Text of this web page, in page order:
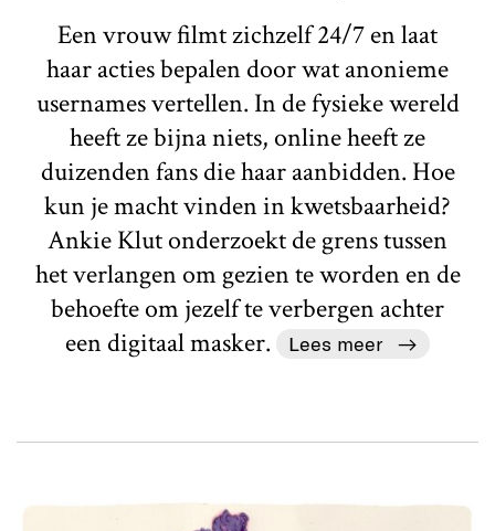
Een vrouw filmt zichzelf 24/7 en laat
haar acties bepalen door wat anonieme
usernames vertellen. In de fysieke wereld
heeft ze bijna niets, online heeft ze
duizenden fans die haar aanbidden. Hoe
kun je macht vinden in kwetsbaarheid?
Ankie Klut onderzoekt de grens tussen
het verlangen om gezien te worden en de
behoefte om jezelf te verbergen achter
een digitaal masker.
Lees meer